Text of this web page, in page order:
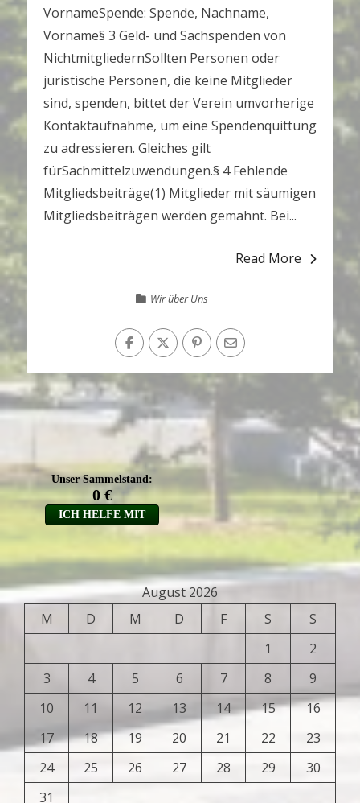
VornameSpende: Spende, Nachname,
Vorname§ 3 Geld- und Sachspenden von
NichtmitgliedernSollten Personen oder
juristische Personen, die keine Mitglieder
sind, spenden, bittet der Verein umvorherige
Kontaktaufnahme, um eine Spendenquittung
zu adressieren. Gleiches gilt
fürSachmittelzuwendungen.§ 4 Fehlende
Mitgliedsbeiträge(1) Mitglieder mit säumigen
Mitgliedsbeiträgen werden gemahnt. Bei...
Read More
Wir über Uns
August 2026
M
D M D F S
S
1
2
3
4 5 6 7 8
9
10
11 12 13 14 15
16
17
18 19 20 21 22
23
24
25 26 27 28 29
30
31